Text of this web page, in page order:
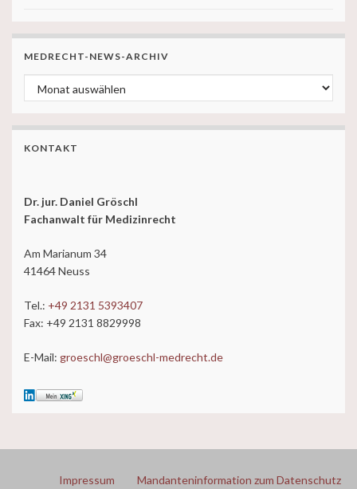
MEDRECHT-NEWS-ARCHIV
MedRecht-News-ARCHIV
KONTAKT
Dr. jur. Daniel Gröschl
Fachanwalt für Medizinrecht
Am Marianum 34
41464 Neuss
Tel.: +49 2131 5393407
Fax: +49 2131 8829998
E-Mail: groeschl@groeschl-medrecht.de
Impressum
Mandanteninformation zum Datenschutz